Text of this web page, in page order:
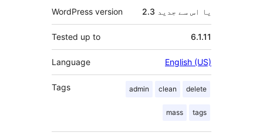
WordPress version 2.3 یا اس سے جدید
Tested up to 6.1.11
Language English (US)
Tags admin clean delete
mass tags